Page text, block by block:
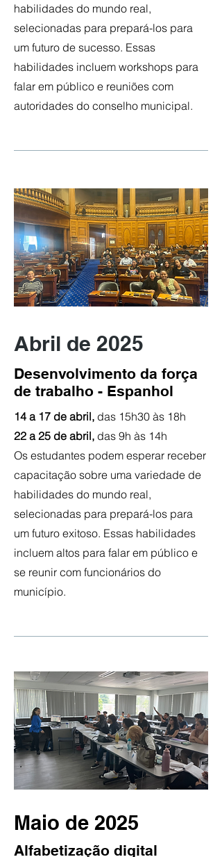
habilidades do mundo real,
selecionadas para prepará-los para
um futuro de sucesso. Essas
habilidades incluem workshops para
falar em público e reuniões com
autoridades do conselho municipal.
Abril de 2025
Desenvolvimento da força
de trabalho - Espanhol
14 a 17 de abril, das 15h30 às 18h
22 a 25 de abril, das 9h às 14h
Os estudantes podem esperar receber
capacitação sobre uma variedade de
habilidades do mundo real,
selecionadas para prepará-los para
um futuro exitoso. Essas habilidades
incluem altos para falar em público e
se reunir com funcionários do
município.
Maio de 2025
Alfabetização digital